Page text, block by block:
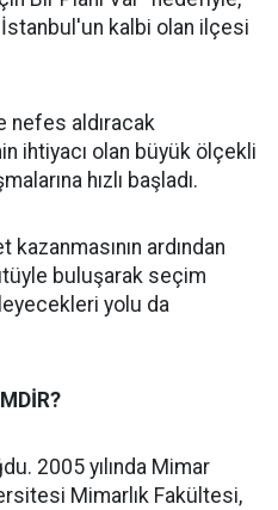
kalbi olan ilçesi
nefes aldıracak
ihtiyacı olan büyük ölçekli
hızlı başladı.
kazanmasının ardından
buluşarak seçim
yolu da
2005 yılında Mimar
Mimarlık Fakültesi,